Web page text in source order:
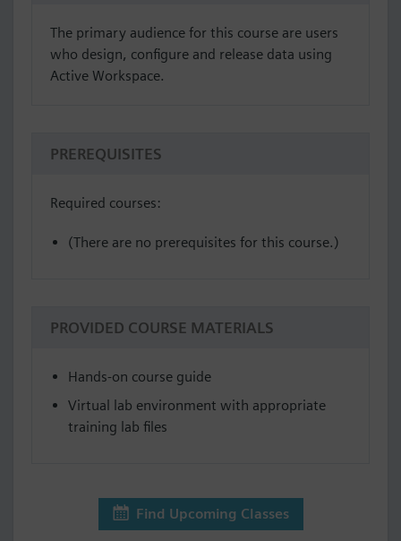
The primary audience for this course are users
who design, configure and release data using
Active Workspace.
PREREQUISITES
Required courses:
(There are no prerequisites for this course.)
PROVIDED COURSE MATERIALS
Hands-on course guide
Virtual lab environment with appropriate
training lab files
Find Upcoming Classes